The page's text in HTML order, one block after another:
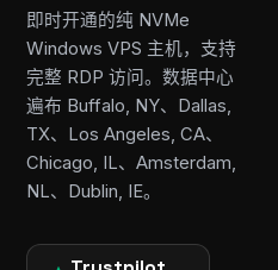
即时开通的纯 NVMe
Windows VPS 主机，支持
完整 RDP 访问。数据中心
遍布 Buffalo, NY、Dallas,
TX、Los Angeles, CA、
Chicago, IL、Amsterdam,
NL、Dublin, IE。